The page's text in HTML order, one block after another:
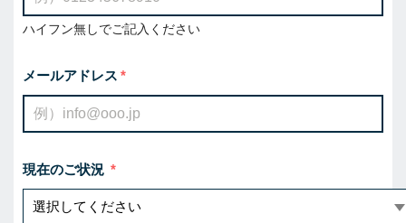
ハイフン無しでご記入ください
メールアドレス
現在のご状況